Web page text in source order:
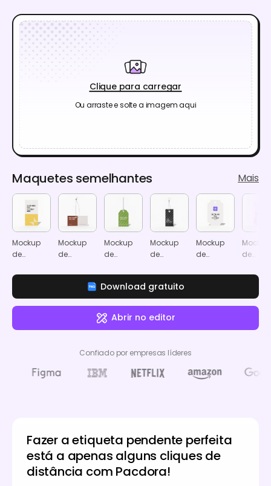
Clique para carregar
Ou arraste e solte a imagem aqui
Maquetes semelhantes Mais
Mockup
de
para
retangular
Mockup
de
suspensa
Mockup
de
para
camisa
Mockup
de
para
roupa
Mockup
de
pendente
Mockup
de
Download gratuito
Abrir no editor
Confiado por empresas líderes
Fazer a etiqueta pendente perfeita
está a apenas alguns cliques de
distância com Pacdora!